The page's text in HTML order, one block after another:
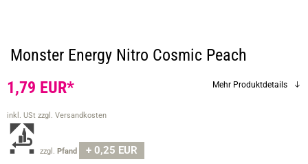
Monster Energy Nitro Cosmic Peach
1,79 EUR*
inkl. USt zzgl. Versandkosten
zzgl. Pfand + 0,25 EUR
Mehr Produktdetails